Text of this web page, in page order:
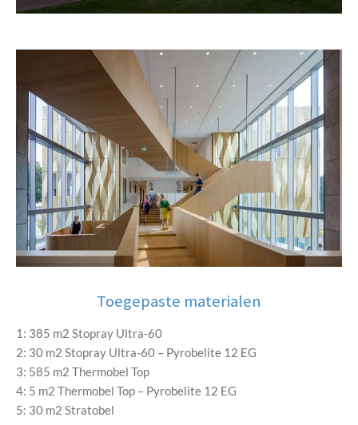
Toegepaste materialen
1: 385 m2 Stopray Ultra-60
2: 30 m2 Stopray Ultra-60 – Pyrobelite 12 EG
3: 585 m2 Thermobel Top
4: 5 m2 Thermobel Top – Pyrobelite 12 EG
5: 30 m2 Stratobel